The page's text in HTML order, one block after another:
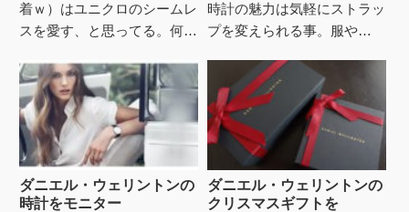
着ｗ）はユニクロのシームレ
スを愛す、と思ってる。何が
にくい事。でもユニクロです
よ、ユニクロならば定価で買
うの...
時計の魅力は気軽にストラッ
プを変えられる事。服や
を変えたり、気分によって変
えたり。肝心のストラップの
交換もと...
ダニエル・ウェリントンの
時計をモニター
ダニエル・ウェリントンの
クリスマスギフトを